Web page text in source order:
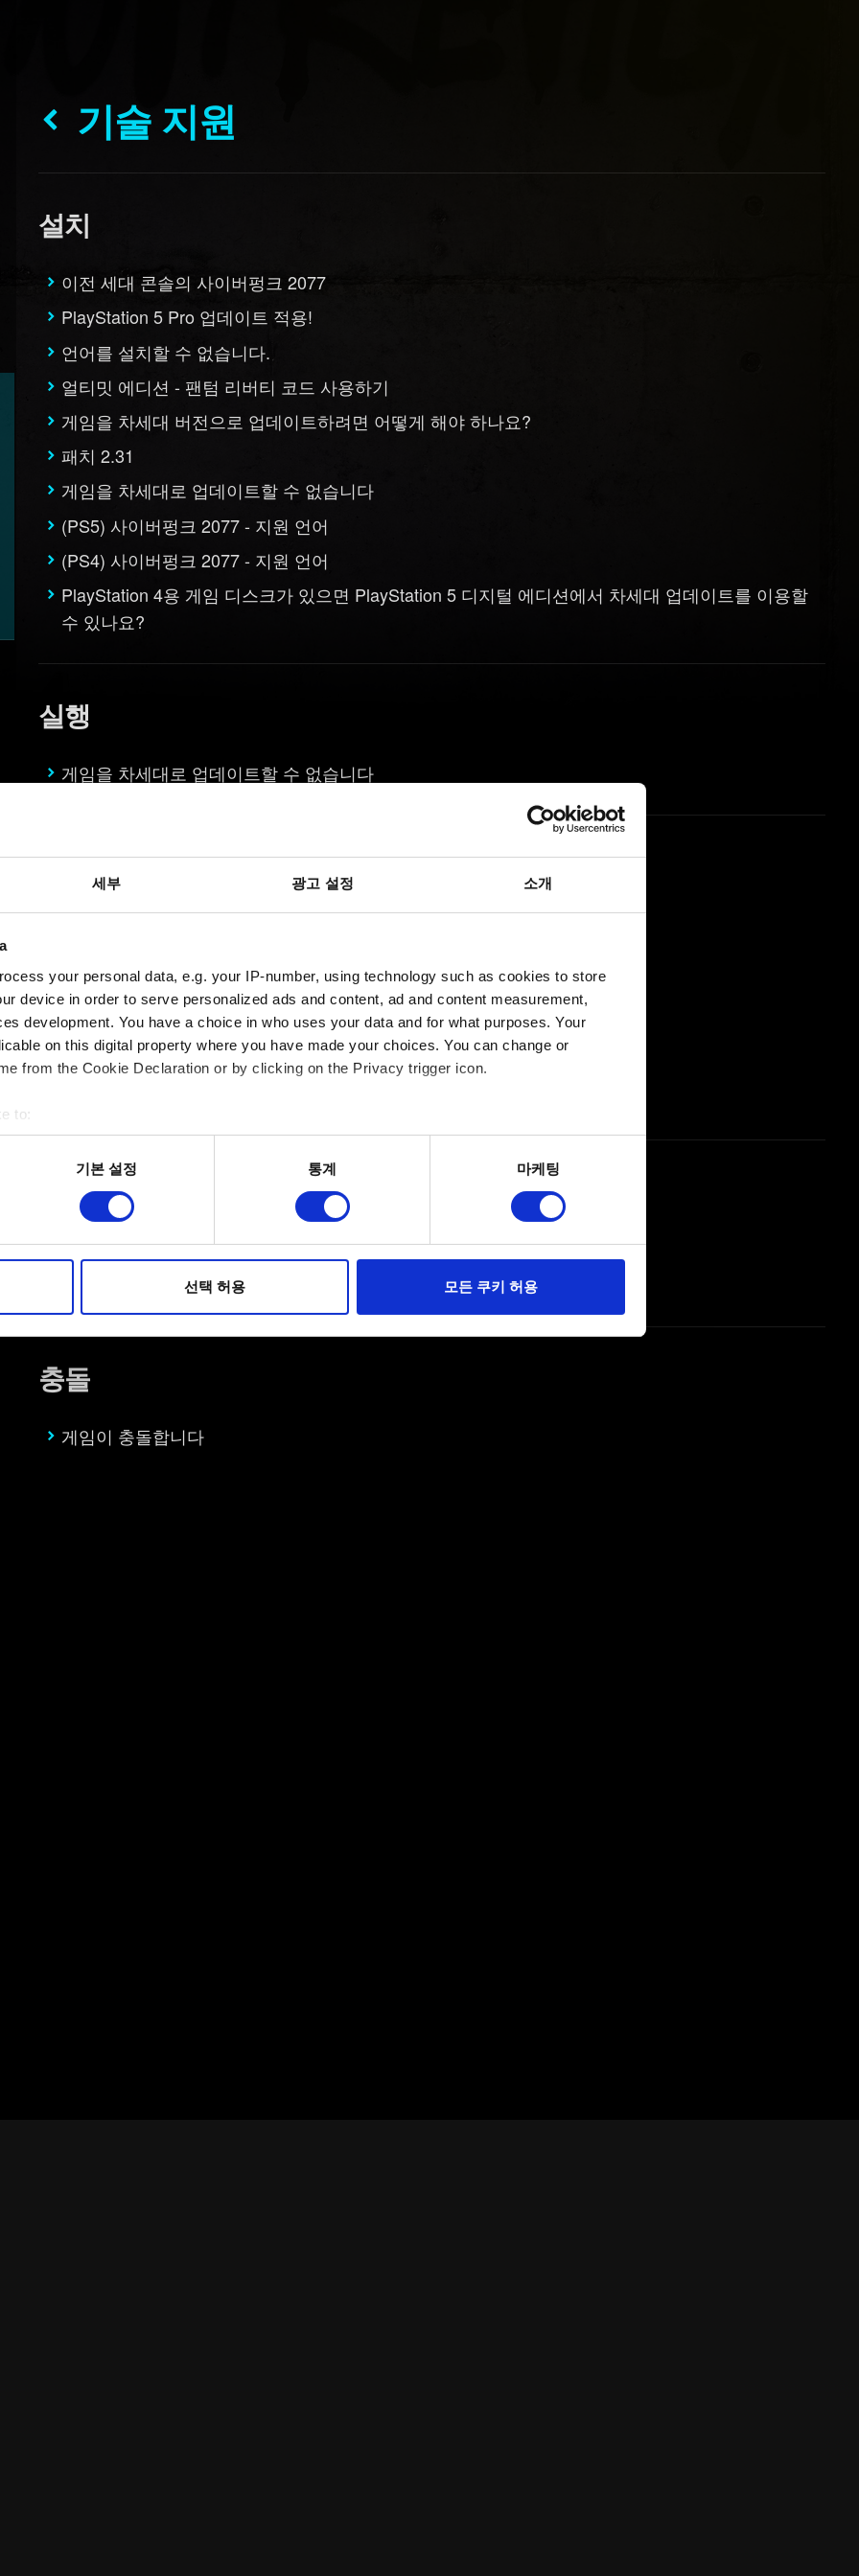
세부 광고 설정 소개
your personal data, e.g. your IP-number, using technology such as cookies to store
device in order to serve personalized ads and content, ad and content measurement,
development. You have a choice in who uses your data and for what purposes. Your
on this digital property where you have made your choices. You can change or
from the Cookie Declaration or by clicking on the Privacy trigger icon.
to:
your geographical location which can be accurate to within several meters
actively scanning it for specific characteristics (fingerprinting)
personal data is processed and set your preferences in the
사이트 이용 환경을 개선하기 위해 사용됩니다. 예를 들어, 소셜 미디어를 통해 사용자와
파악하기 위해 쿠키의 일부를 저희 파트너와 공유할 수도 있습니다. 물론, 이처럼
기본 설정 통계 마케팅
선택 허용 모든 쿠키 허용
기술 지원
설치
이전 세대 콘솔의 사이버펑크 2077
PlayStation 5 Pro 업데이트 적용!
언어를 설치할 수 없습니다.
얼티밋 에디션 - 팬텀 리버티 코드 사용하기
게임을 차세대 버전으로 업데이트하려면 어떻게 해야 하나요?
패치 2.31
게임을 차세대로 업데이트할 수 없습니다
(PS5) 사이버펑크 2077 - 지원 언어
(PS4) 사이버펑크 2077 - 지원 언어
PlayStation 4용 게임 디스크가 있으면 PlayStation 5 디지털 에디션에서 차세대 업데이트를 이용할
수 있나요?
실행
게임을 차세대로 업데이트할 수 없습니다
저장
사용 가능한 저장 슬롯
지역 제한*이 있는 게임 버전의 크로스 진행도
제 저장 파일을 차세대 업데이트 버전으로 전송하려면 어떻게 해야 하나요?
성능
성능 문제
PlayStation의 캐시 삭제
충돌
게임이 충돌합니다